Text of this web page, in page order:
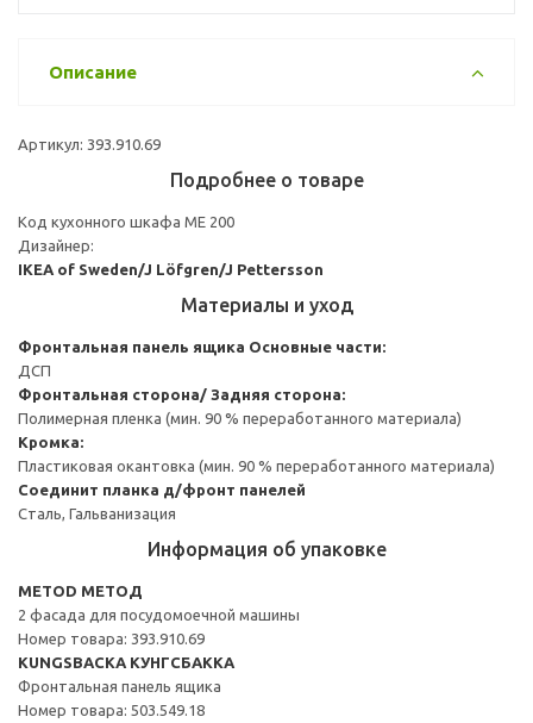
Описание
Артикул: 393.910.69
Подробнее о товаре
Код кухонного шкафа ME 200
Дизайнер:
IKEA of Sweden/J Löfgren/J Pettersson
Материалы и уход
Фронтальная панель ящика Основные части:
ДСП
Фронтальная сторона/ Задняя сторона:
Полимерная пленка (мин. 90 % переработанного материала)
Кромка:
Пластиковая окантовка (мин. 90 % переработанного материала)
Соединит планка д/фронт панелей
Сталь, Гальванизация
Информация об упаковке
METOD МЕТОД
2 фасада для посудомоечной машины
Номер товара: 393.910.69
KUNGSBACKA КУНГСБАККА
Фронтальная панель ящика
Номер товара: 503.549.18